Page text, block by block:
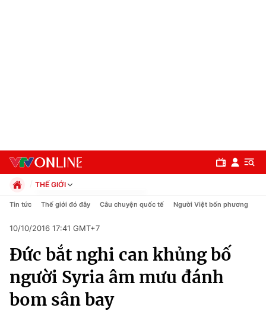
Chuyên mục
Chính trị
Xã hội
THẾ GIỚI
Chính trị
Pháp luật
Kinh tế
Thể thao
Truyền hình
Văn hóa - Giải trí
Tin tức Thế giới đó đây Câu chuyện quốc tế Người Việt bốn phương
10/10/2016 17:41 GMT+7
Đức bắt nghi can khủng bố
người Syria âm mưu đánh
bom sân bay